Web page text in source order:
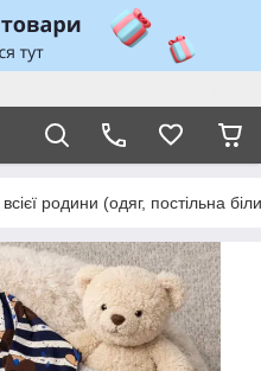
родини (одяг, постільна